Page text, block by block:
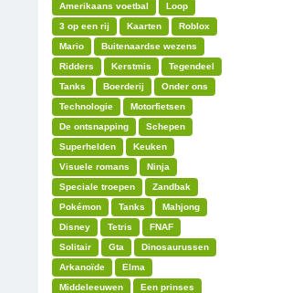
Amerikaans voetbal
Loop
3 op een rij
Kaarten
Roblox
Mario
Buitenaardse wezens
Ridders
Kerstmis
Tegendeel
Tanks
Boerderij
Onder ons
Technologie
Motorfietsen
De ontsnapping
Schepen
Superhelden
Keuken
Visuele romans
Ninja
Speciale troepen
Zandbak
Pokémon
Tanks
Mahjong
Disney
Tetris
FNAF
Solitair
Gta
Dinosaurussen
Arkanoïde
Elma
Middeleeuwen
Een prinses